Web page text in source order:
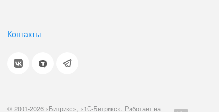
Контакты
© 2001-2026 «Битрикс», «1С-Битрикс». Работает на